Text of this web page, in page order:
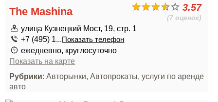
3.57
(7 оценок)
The Mashina
улица Кузнецкий Мост, 19, стр. 1
+7 (495) 1...Показать телефон
ежедневно, круглосуточно
Показать на карте
Рубрики: Авторынки, Автопрокаты, услуги по аренде
авто